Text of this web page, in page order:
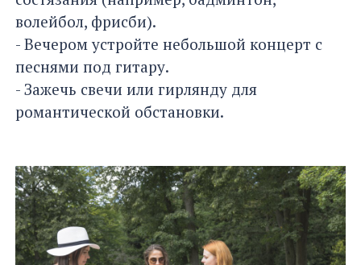
волейбол, фрисби).
- Вечером устройте небольшой концерт с
песнями под гитару.
- Зажечь свечи или гирлянду для
романтической обстановки.